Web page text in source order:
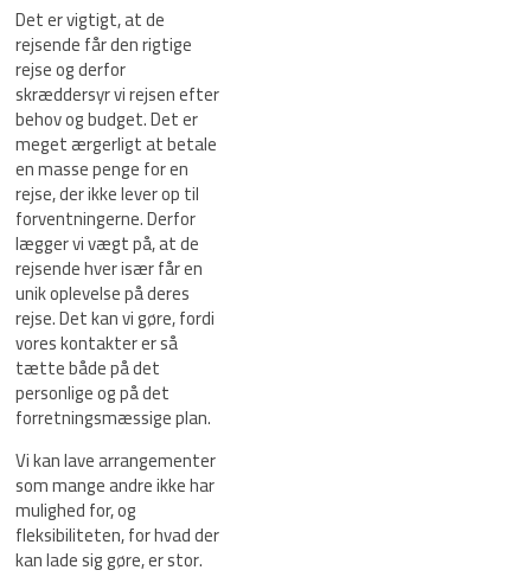
Det er vigtigt, at de
rejsende får den rigtige
rejse og derfor
skræddersyr vi rejsen efter
behov og budget. Det er
meget ærgerligt at betale
en masse penge for en
rejse, der ikke lever op til
forventningerne. Derfor
lægger vi vægt på, at de
rejsende hver især får en
unik oplevelse på deres
rejse. Det kan vi gøre, fordi
vores kontakter er så
tætte både på det
personlige og på det
forretningsmæssige plan.
Vi kan lave arrangementer
som mange andre ikke har
mulighed for, og
fleksibiliteten, for hvad der
kan lade sig gøre, er stor.